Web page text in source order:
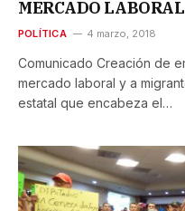
MERCADO
POLÍTICA 4 marzo, 2018
Comunicado Creación de
mercado laboral y a
estatal que encabeza el…